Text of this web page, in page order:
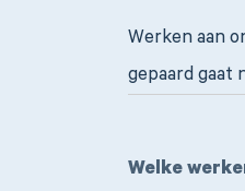
Werken aan
gepaard gaat
Welke